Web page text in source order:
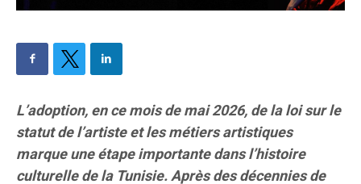
L’adoption, en ce mois de mai 2026, de la loi sur le
statut de l’artiste et les métiers artistiques
marque une étape importante dans l’histoire
culturelle de la Tunisie. Après des décennies de